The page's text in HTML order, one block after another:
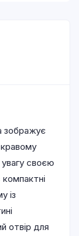
зображує
своєю
із
отвір для